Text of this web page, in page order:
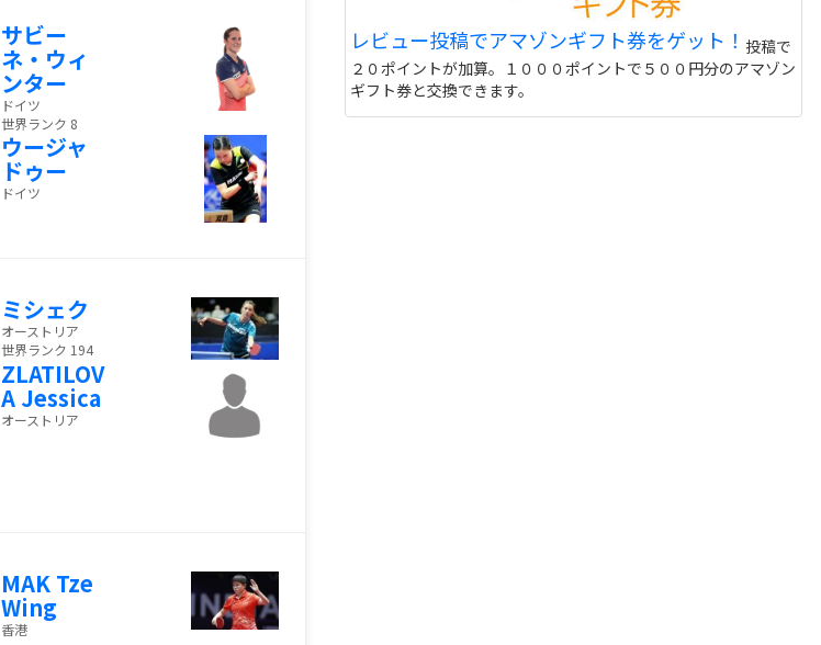
サビー
ネ・ウィ
ンター
ドイツ
世界ランク 8
ウージャ
ドゥー
ドイツ
ミシェク
オーストリア
世界ランク 194
ZLATILOV
A Jessica
オーストリア
MAK Tze
Wing
香港
レビュー投稿でアマゾンギフト券をゲット！ 投稿で
２０ポイントが加算。１０００ポイントで５００円分のアマゾン
ギフト券と交換できます。